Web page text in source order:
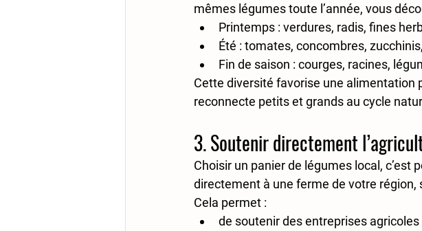
mêmes légumes toute l’année, vous
Printemps : verdures, radis, fines
Été : tomates, concombres,
Fin de saison : courges, racines,
Cette diversité favorise une alimentation
reconnecte petits et grands au cycle
3. Soutenir directement
Choisir un panier de légumes local, c’est
directement à une ferme de votre région,
Cela permet :
de soutenir des entreprises